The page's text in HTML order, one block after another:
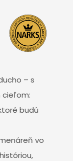
– s
cieľom:
budú
vo